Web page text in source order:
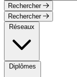
Rechercher
Rechercher
Réseaux
Diplômes